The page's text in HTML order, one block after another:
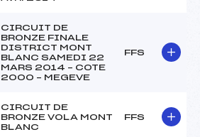
CIRCUIT DE
BRONZE FINALE
DISTRICT MONT
BLANC SAMEDI 22
MARS 2014 – COTE
2000 – MEGEVE
FFS
CIRCUIT DE
BRONZE VOLA MONT
BLANC
FFS